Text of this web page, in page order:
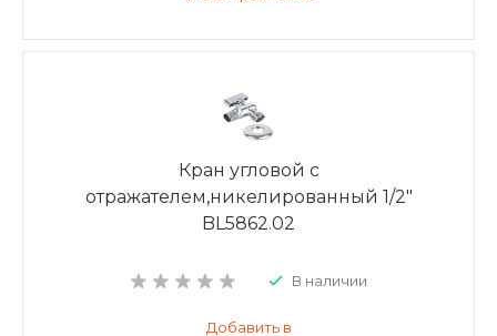
Кран угловой с
отражателем,никелированный 1/2"
BL5862.02
В наличии